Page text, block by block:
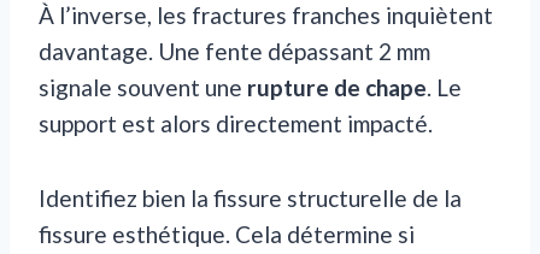
À l’inverse, les fractures franches inquiètent
davantage. Une fente dépassant 2 mm
signale souvent une rupture de chape. Le
support est alors directement impacté.
Identifiez bien la fissure structurelle de la
fissure esthétique. Cela détermine si